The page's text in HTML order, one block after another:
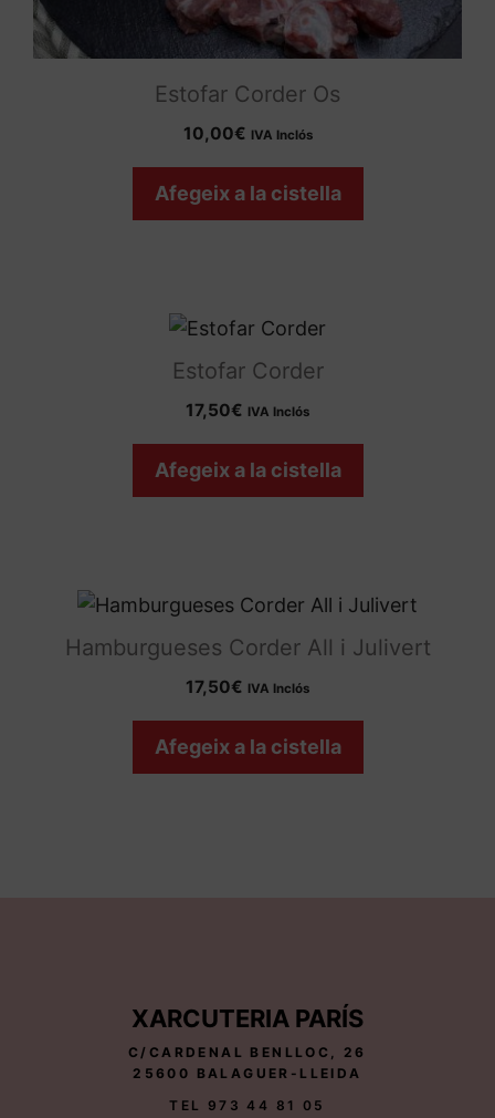
Estofar Corder Os
10,00€ IVA Inclós
Afegeix a la cistella
Estofar Corder
17,50€ IVA Inclós
Afegeix a la cistella
Hamburgueses Corder All i Julivert
17,50€ IVA Inclós
Afegeix a la cistella
XARCUTERIA PARÍS
C/CARDENAL BENLLOC, 26
25600 BALAGUER-LLEIDA
TEL 973 44 81 05